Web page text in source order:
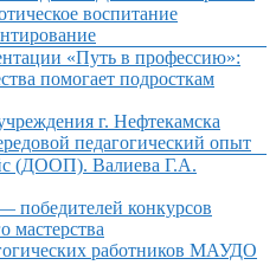
воспитание
«Путь в профессию»:
помогает подросткам
г. Нефтекамска
педагогический опыт
(ДООП). Валиева Г.А.
конкурсов
мастерства
работников МАУДО